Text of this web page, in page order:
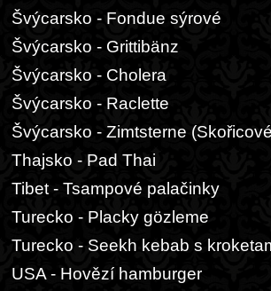
Švýcarsko - Fondue sýrové
Švýcarsko - Grittibänz
Švýcarsko - Cholera
Švýcarsko - Raclette
Švýcarsko - Zimtsterne
Thajsko - Pad Thai
Tibet - Tsampové palačinky
Turecko - Placky gözleme
Turecko - Seekh kebab s
USA - Hovězí hamburger